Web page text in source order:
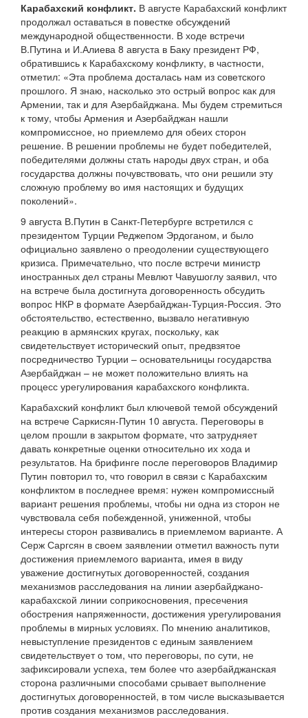
Карабахский конфликт. В августе Карабахский конфликт
продолжал оставаться в повестке обсуждений
международной общественности. В ходе встречи
В.Путина и И.Алиева 8 августа в Баку президент РФ,
обратившись к Карабахскому конфликту, в частности,
отметил: «Эта проблема досталась нам из советского
прошлого. Я знаю, насколько это острый вопрос как для
Армении, так и для Азербайджана. Мы будем стремиться
к тому, чтобы Армения и Азербайджан нашли
компромиссное, но приемлемо для обеих сторон
решение. В решении проблемы не будет победителей,
победителями должны стать народы двух стран, и оба
государства должны почувствовать, что они решили эту
сложную проблему во имя настоящих и будущих
поколений».
9 августа В.Путин в Санкт-Петербурге встретился с
президентом Турции Реджепом Эрдоганом, и было
официально заявлено о преодолении существующего
кризиса. Примечательно, что после встречи министр
иностранных дел страны Мевлют Чавушоглу заявил, что
на встрече была достигнута договоренность обсудить
вопрос НКР в формате Азербайджан-Турция-Россия. Это
обстоятельство, естественно, вызвало негативную
реакцию в армянских кругах, поскольку, как
свидетельствует исторический опыт, предвзятое
посредничество Турции – основательницы государства
Азербайджан – не может положительно влиять на
процесс урегулирования карабахского конфликта.
Карабахский конфликт был ключевой темой обсуждений
на встрече Саркисян-Путин 10 августа. Переговоры в
целом прошли в закрытом формате, что затрудняет
давать конкретные оценки относительно их хода и
результатов. На брифинге после переговоров Владимир
Путин повторил то, что говорил в связи с Карабахским
конфликтом в последнее время: нужен компромиссный
вариант решения проблемы, чтобы ни одна из сторон не
чувствовала себя побежденной, униженной, чтобы
интересы сторон развивались в приемлемом варианте. А
Серж Саргсян в своем заявлении отметил важность пути
достижения приемлемого варианта, имея в виду
уважение достигнутых договоренностей, создания
механизмов расследования на линии азербайджано-
карабахской линии соприкосновения, пресечения
обострения напряженности, достижения урегулирования
проблемы в мирных условиях. По мнению аналитиков,
невыступление президентов с единым заявлением
свидетельствует о том, что переговоры, по сути, не
зафиксировали успеха, тем более что азербайджанская
сторона различными способами срывает выполнение
достигнутых договоренностей, в том числе высказывается
против создания механизмов расследования.